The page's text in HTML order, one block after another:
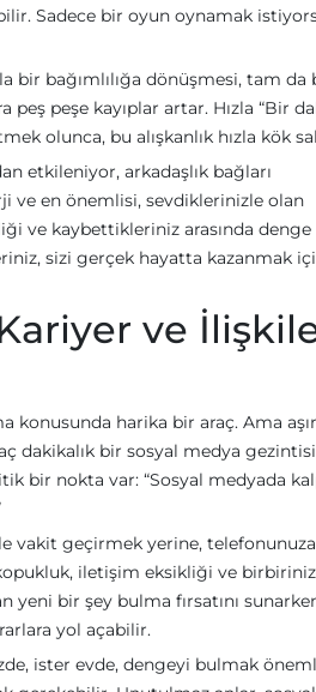
Sadece bir oyun oynamak
bir bağımlılığa dönüşmesi, tam da
peşe kayıplar artar. Hızla “Bir
olunca, bu alışkanlık hızla kök
etkileniyor, arkadaşlık bağları
ve en önemlisi, sevdiklerinizle olan
ve kaybettikleriniz arasında denge
sizi gerçek hayatta kazanmak
ve
konusunda harika bir araç. Ama
dakikalık bir sosyal medya
bir nokta var: “Sosyal medyada
vakit geçirmek yerine, telefonunuza
iletişim eksikliği ve
yeni bir şey bulma fırsatını
yol açabilir.
ister evde, dengeyi bulmak